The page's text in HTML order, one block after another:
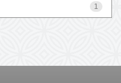
1